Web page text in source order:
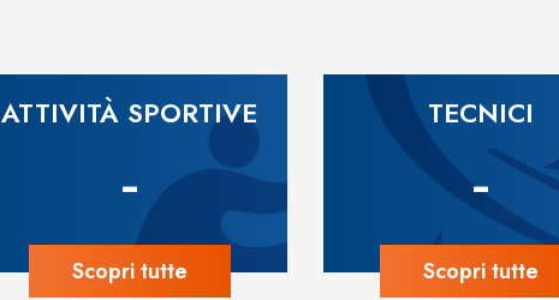
ATTIVITÀ SPORTIVE
-
Scopri tutte
TECNICI
-
Scopri tutte